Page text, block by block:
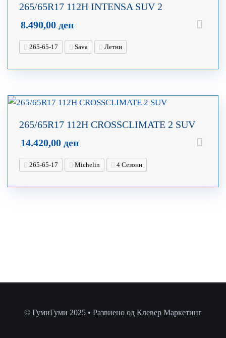
265/65R17 112H INTENSA SUV 2
8.490,00 ден
265-65-17 Sava Летни
265/65R17 112H CROSSCLIMATE 2 SUV
14.420,00 ден
265-65-17 Michelin 4 Сезони
© ГумиГуми 2025 • Развиено од Клевер Маркетинг